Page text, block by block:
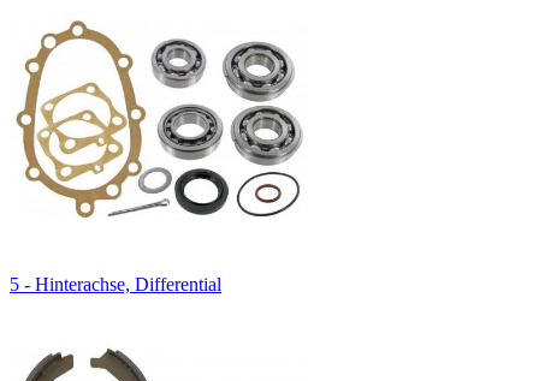
5 - Hinterachse, Differential